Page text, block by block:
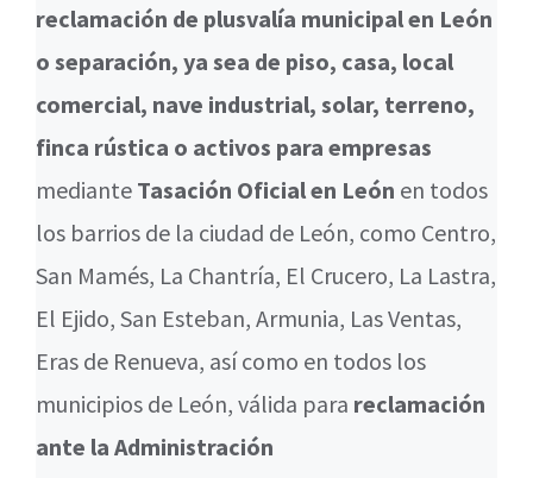
reclamación de plusvalía municipal en León
o separación, ya sea de piso, casa, local
comercial, nave industrial, solar, terreno,
finca rústica o activos para empresas
mediante Tasación Oficial en León en todos
los barrios de la ciudad de León, como Centro,
San Mamés, La Chantría, El Crucero, La Lastra,
El Ejido, San Esteban, Armunia, Las Ventas,
Eras de Renueva, así como en todos los
municipios de León, válida para reclamación
ante la Administración